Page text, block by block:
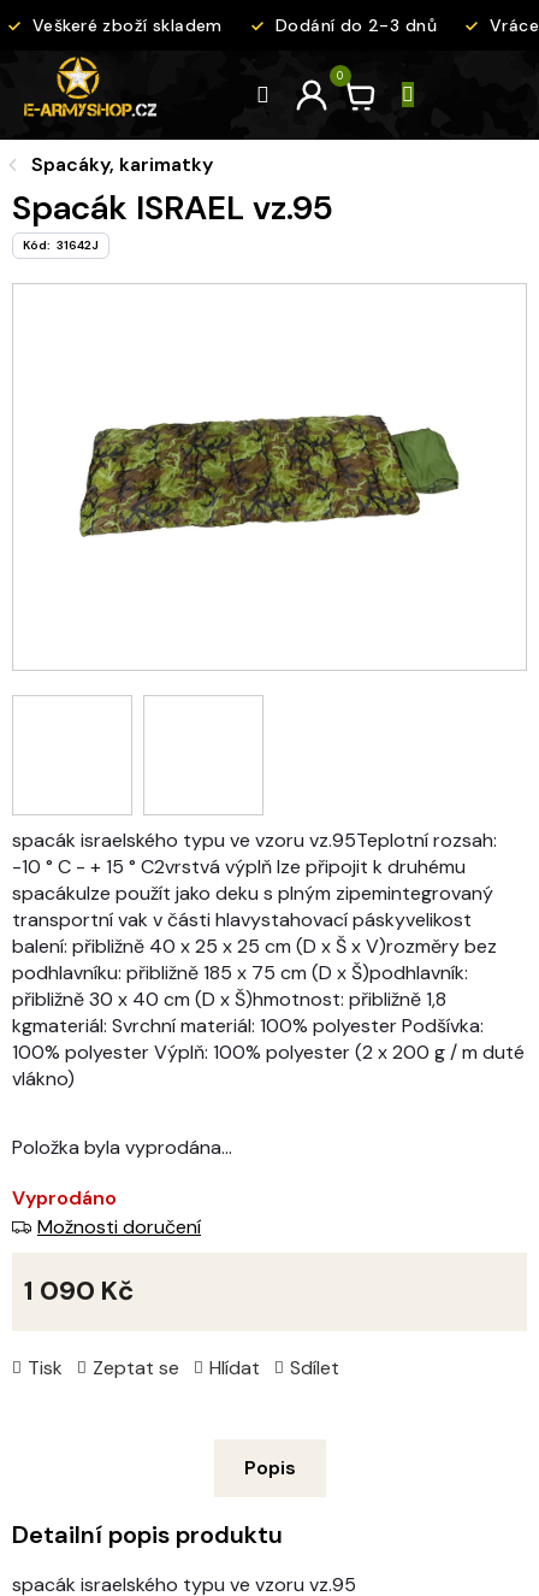
na
Veškeré zboží skladem Dodání do 2-3 dnů
Spacáky, karimatky
Spacák ISRAEL vz.95
Kód: 31642J
Položka byla vyprodána…
spacák israelského typu ve vzoru vz.95Teplotní rozsah:
-10 ° C - + 15 ° C2vrstvá výplň lze připojit k druhému
spacákulze použít jako deku s plným zipemintegrovaný
transportní vak v části hlavystahovací páskyvelikost
balení: přibližně 40 x 25 x 25 cm (D x Š x V)rozměry bez
podhlavníku: přibližně 185 x 75 cm (D x Š)podhlavník:
přibližně 30 x 40 cm (D x Š)hmotnost: přibližně 1,8
kgmateriál: Svrchní materiál: 100% polyester Podšívka:
100% polyester Výplň: 100% polyester (2 x 200 g / m duté
vlákno)
Tisk Zeptat se Hlídat Sdílet
Vyprodáno
Možnosti doručení
1 090 Kč
cena:
Popis
Detailní popis produktu
spacák israelského typu ve vzoru vz.95